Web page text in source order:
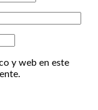
y web en este